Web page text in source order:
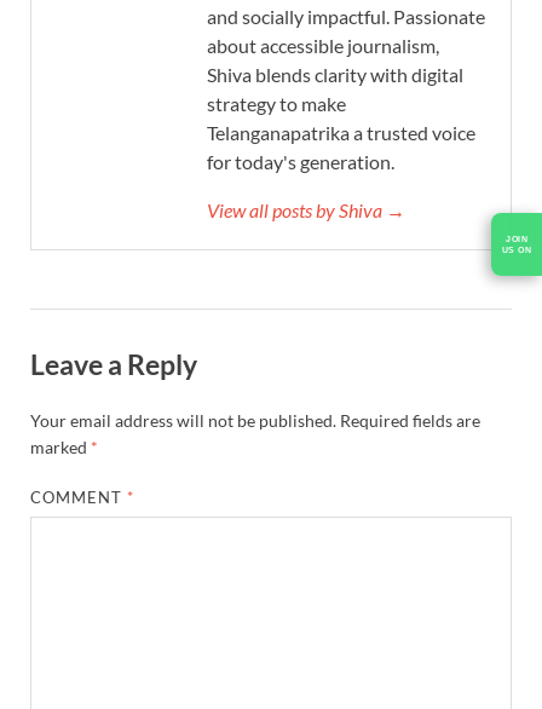
JOIN
US ON
and socially impactful. Passionate
about accessible journalism,
Shiva blends clarity with digital
strategy to make
Telanganapatrika a trusted voice
for today's generation.
View all posts by Shiva →
Leave a Reply
Your email address will not be published. Required fields are
marked *
COMMENT *